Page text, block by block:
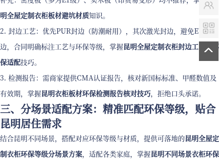
明全屋定制衣柜板材避坑材质知识。
2. 封边工艺：优先PUR封边（防潮耐用），其次激光封边，避免EVA封
边，合同明确标注工艺与环保等级，掌握昆明全屋定制衣柜封边工艺与环
保适配技巧。
3. 检测报告：需商家提供CMA认证报告，核对新国标标准、甲醛数值及
有效期，掌握昆明衣柜板材环保检测报告核对技巧，拒绝口头承诺。
三、分场景适配方案：精准匹配环保等级，贴合
昆明居住需求
结合昆明不同场景，搭配对应环保等级与材质，提供可落地的昆明全屋定
制衣柜环保等级分场景方案，适配各类家庭，掌握昆明不同场景衣柜环保